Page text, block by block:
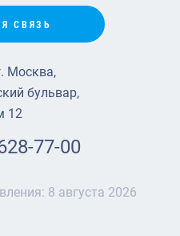
СВЯЗЬ
Москва,
бульвар,
12
77-00
8 августа 2026